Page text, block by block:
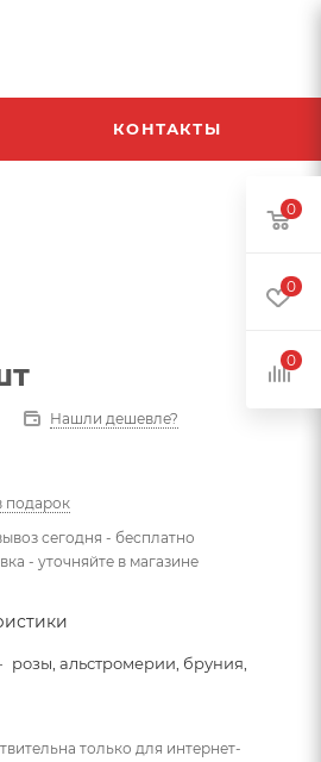
КОНТАКТЫ
Нашли дешевле?
подарок
сегодня - бесплатно
- уточняйте в магазине
розы, альстромерии, бруния,
только для интернет-
0
0
0